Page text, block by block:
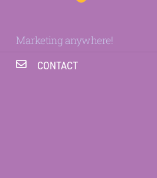
Marketing anywhere!
CONTACT